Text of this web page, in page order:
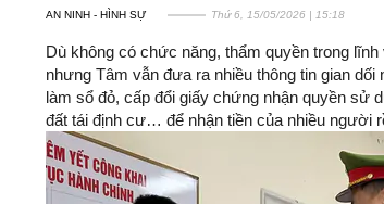
AN NINH - HÌNH SỰ Thứ 6, 15/05/2026 | 15:18
Dù không có chức năng, thẩm quyền trong
nhưng Tâm vẫn đưa ra nhiều thông tin gian dối
làm sổ đỏ, cấp đổi giấy chứng nhận quyền sử
đất tái định cư… để nhận tiền của nhiều người